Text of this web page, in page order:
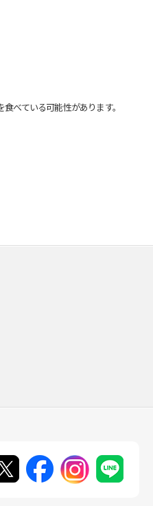
べている可能性があります。